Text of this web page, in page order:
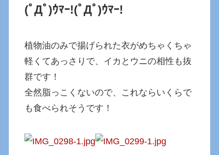
(ﾟДﾟ)ｳﾏｰ!(ﾟДﾟ)ｳﾏｰ!
植物油のみで揚げられた衣がめちゃくちゃ
軽くてあっさりで、イカとウニの相性も抜
群です！
全然脂っこくないので、これならいくらで
も食べられそうです！